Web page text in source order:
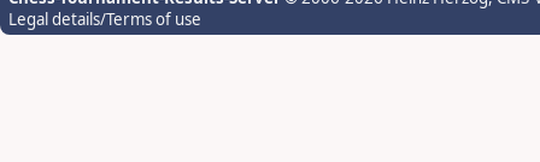
Legal details/Terms of use